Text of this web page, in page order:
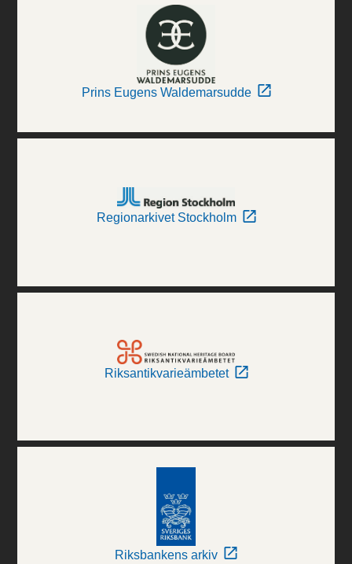
Prins Eugens Waldemarsudde
Regionarkivet Stockholm
Riksantikvarieämbetet
Riksbankens arkiv